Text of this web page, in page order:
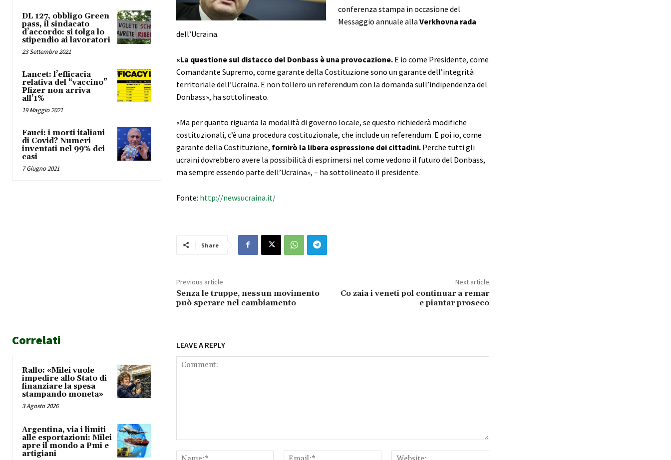
DL 127, obbligo Green
pass, il sindacato
d’accordo: si tolga lo
stipendio ai lavoratori
23 Settembre 2021
Lancet: l’efficacia
relativa del “vaccino”
Pfizer non arriva
all’1%
19 Maggio 2021
Fauci: i morti italiani
di Covid? Numeri
inventati nel 99% dei
casi
7 Giugno 2021
conferenza stampa in occasione del
Messaggio annuale alla Verkhovna rada
dell’Ucraina.
«La questione sul distacco del Donbass è una provocazione.E io come Presidente, come
Comandante Supremo, come garante della Costituzione sono un garante dell’integrità
territoriale dell’Ucraina. E non tollero un referendum con la domanda sull’indipendenza del
Donbass», ha sottolineato.
«Ma per quanto riguarda la modalità di governo locale, se questo richiederà modifiche
costituzionali, c’è una procedura costituzionale, che include un referendum. E poi io, come
garante della Costituzione, fornirò la libera espressione dei cittadini.Perche tutti gli
ucraini dovrebbero avere la possibilità di esprimersi nel come vedono il futuro del Donbass,
ma sempre essendo parte dell’Ucraina», – ha sottolineato il presidente.
Fonte: http://newsucraina.it/
Share
Previous article
Senza le truppe, nessun movimento
può sperare nel cambiamento
Next article
Co zaia i veneti pol continuar a remar
e piantar proseco
Correlati
Rallo: «Milei vuole
impedire allo Stato di
finanziare la spesa
stampando moneta»
3 Agosto 2026
Argentina, via i limiti
alle esportazioni: Milei
apre il mondo a Pmi e
artigiani
LEAVE A REPLY
Name:*
Email:*